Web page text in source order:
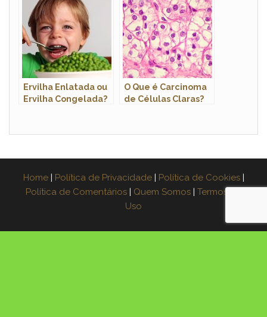
Ervilha Enlatada ou
Ervilha Congelada?
O Que é Carcinoma
de Células Claras?
Home | Política de Privacidade | Política de Cookies |
Política de Comentários | Quem Somos | Termos de
Uso